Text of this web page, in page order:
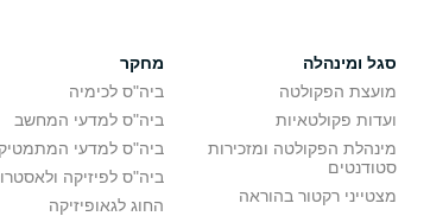
סגל ומינהלה
מועצת הפקולטה
ועדות פקולטאיות
מינהלת הפקולטה ומזכירות
סטודנטים
מצטייני רקטור בהוראה
מחקר
ביה"ס לכימיה
ביה"ס למדעי המחשב
ביה"ס למדעי
ביה"ס לפיזיקה
החוג לגאופיזיקה